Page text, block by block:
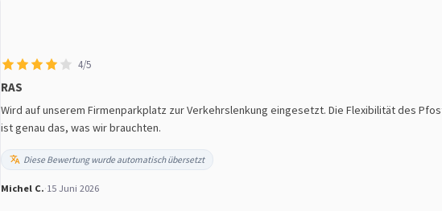
4/5
RAS
Wird auf unserem Firmenparkplatz zur Verkehrslenkung eingesetzt. Die Flexibilität des
ist genau das, was wir brauchten.
Diese Bewertung wurde automatisch übersetzt
Michel C.·15 Juni 2026